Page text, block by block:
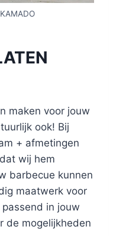
maken voor jouw
ook! Bij
+ afmetingen
wij hem
barbecue kunnen
maatwerk voor
in jouw
de mogelijkheden